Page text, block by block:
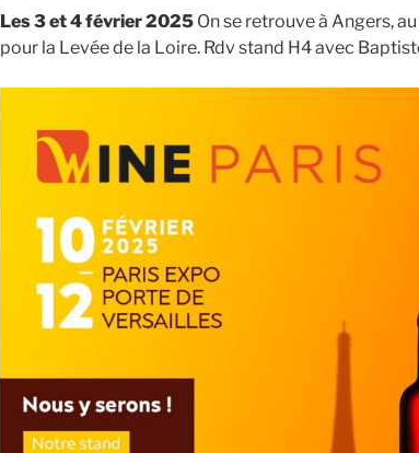
Les 3 et 4 février 2025 On se retrouve à Angers,
pour la Levée de la Loire. Rdv stand H4 avec